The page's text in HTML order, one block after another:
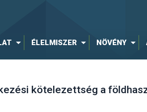
ÉLELMISZER NÖVÉNY
kötelezettség a